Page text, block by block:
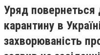
Уряд повернеться
карантину в
захворюваність